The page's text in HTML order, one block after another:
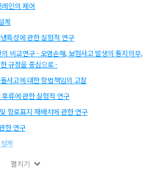
인의 제어
계
특성에 관한 실험적 연구
비교연구 - 오염손해, 보험사고 발생의 통지의무,
규정을 중심으로 -
사고에 대한 항법책임의 고찰
류에 관한 실험적 연구
항로표지 재배치에 관한 연구
한 연구
계
한 극소형 25 Watt 고출력증폭기에 관한 연구
펼치기